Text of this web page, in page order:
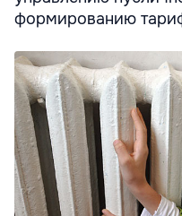
формированию